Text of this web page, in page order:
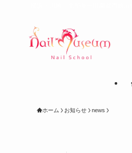
ホーム お知らせ news